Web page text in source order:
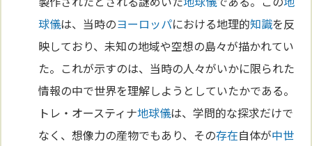
球儀は、当時のヨーロッパにおける地理的知識を反
映しており、未知の地域や空想の島々が描かれてい
た。これが示すのは、当時の人々がいかに限られた
情報の中で世界を理解しようとしていたかである。
トレ・オースティナ地球儀は、学問的な探求だけで
なく、想像力の産物でもあり、その存在自体が中世